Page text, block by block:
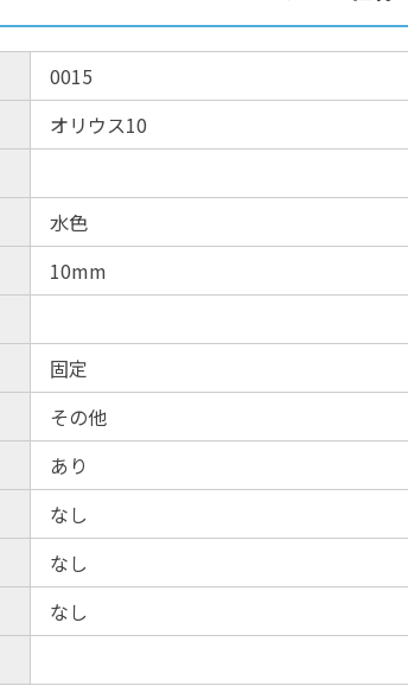
0015
オリウス10
水色
10mm
固定
その他
あり
なし
なし
なし